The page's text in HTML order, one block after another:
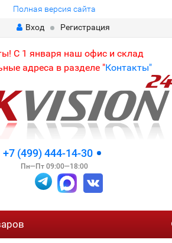
Полная версия сайта
Вход
Регистрация
С 1 января наш офис и склад
адреса в разделе "Контакты"
+7 (499) 444-14-30
Пн—Пт 09:00—18:00